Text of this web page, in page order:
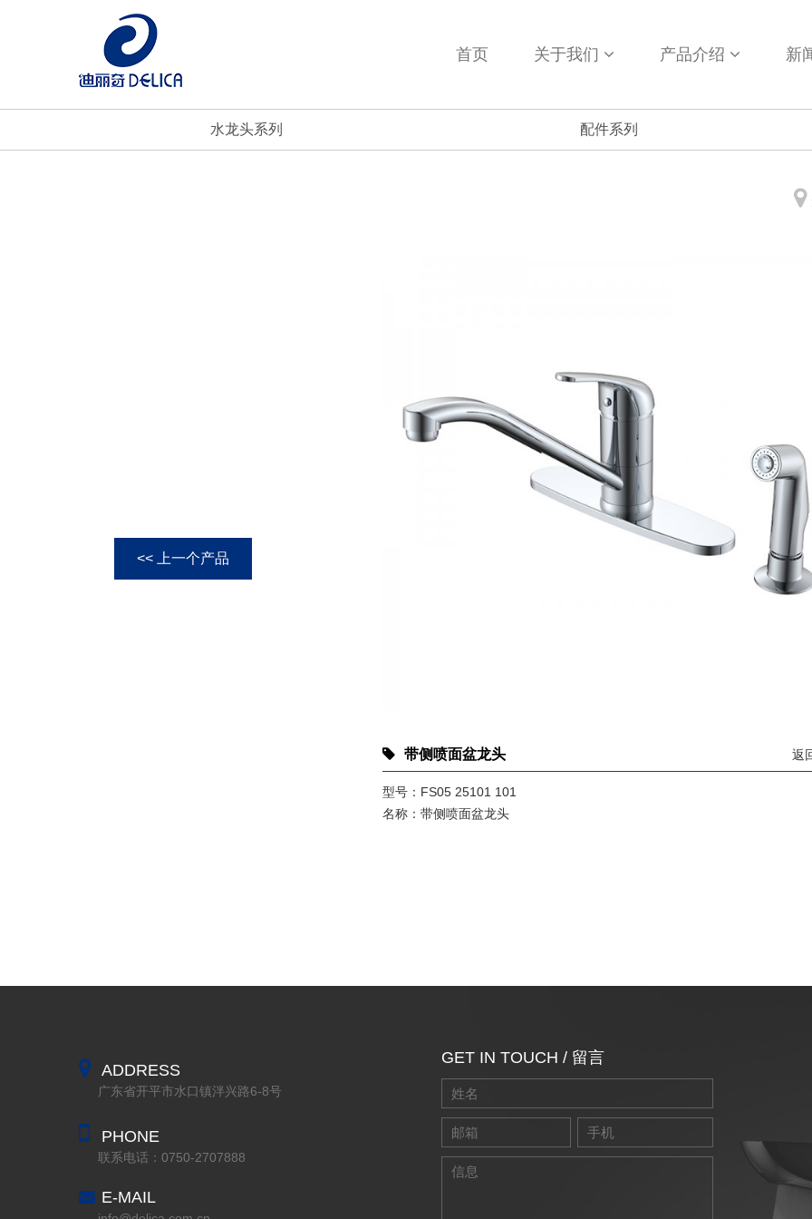
首页 关于我们 产品介绍 新
水龙头系列 配件系列
<< 上一个产品
带侧喷面盆龙头 返
型号：FS05 25101 101
名称：带侧喷面盆龙头
ADDRESS
广东省开平市水口镇泮兴路6-8号
PHONE
联系电话：0750-2707888
E-MAIL
GET IN TOUCH / 留言